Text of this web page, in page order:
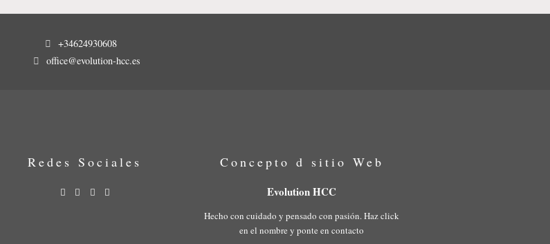
+34624930608
office@evolution-hcc.es
Redes Sociales Concepto d sitio Web
Evolution HCC
Hecho con cuidado y pensado con pasión. Haz click
en el nombre y ponte en contacto